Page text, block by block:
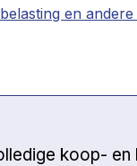
en
koop-